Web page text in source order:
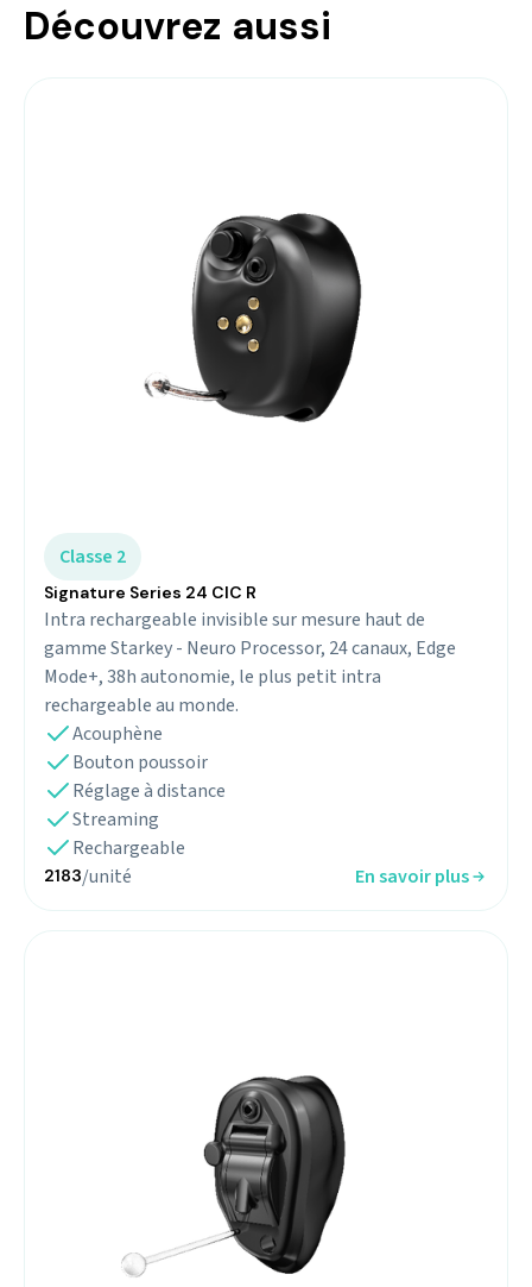
Découvrez aussi
Classe 2
Signature Series 24 CIC R
Intra rechargeable invisible sur mesure haut de
gamme Starkey - Neuro Processor, 24 canaux, Edge
Mode+, 38h autonomie, le plus petit intra
rechargeable au monde.
Acouphène
Bouton poussoir
Réglage à distance
Streaming
Rechargeable
2183/unité En savoir plus